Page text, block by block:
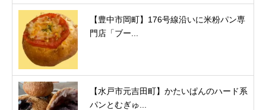
【豊中市岡町】176号線沿いに米粉パン専
門店「ブー...
【水戸市元吉田町】かたいぱんのハード系
パンとむぎゅ...